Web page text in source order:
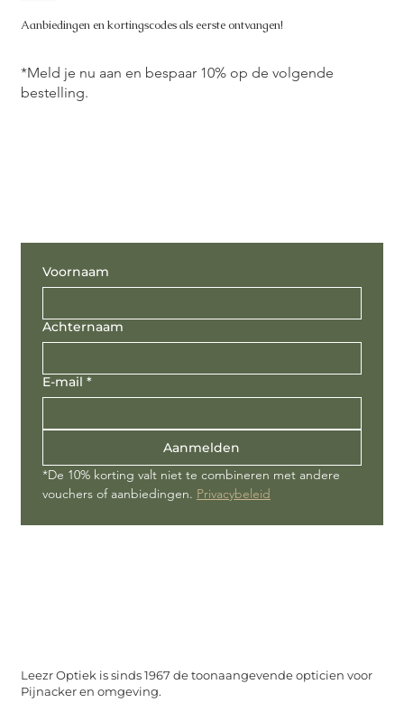
Voornaam
Achternaam
E-mail *
Aanmelden
*De 10% korting valt niet te combineren met andere
vouchers of aanbiedingen. Privacybeleid
Aanbiedingen en kortingscodes als eerste ontvangen!
*Meld je nu aan en bespaar 10% op de volgende
bestelling.
Leezr Optiek is sinds 1967 de toonaangevende opticien voor
Pijnacker en omgeving.